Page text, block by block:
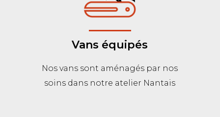
Vans équipés
Nos vans sont aménagés par nos
soins dans notre atelier Nantais